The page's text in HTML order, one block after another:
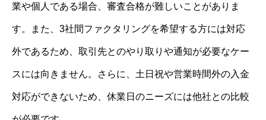
業や個人である場合、審査合格が難しいことがありま
す。また、3社間ファクタリングを希望する方には対応
外であるため、取引先とのやり取りや通知が必要なケー
スには向きません。さらに、土日祝や営業時間外の入金
対応ができないため、休業日のニーズには他社との比較